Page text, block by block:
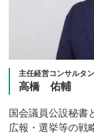
主任経営コンサルタ
高橋 佑輔
国会議員公設秘書
広報・選挙等の戦